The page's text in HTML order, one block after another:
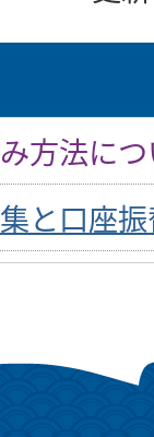
方法に
と口座